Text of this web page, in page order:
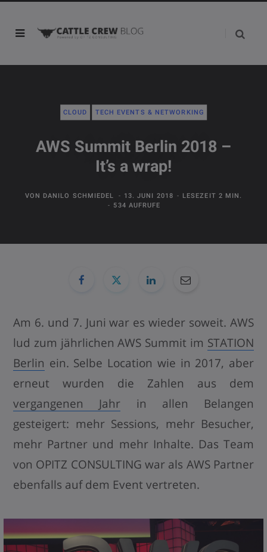
CLOUD TECH EVENTS & NETWORKING
AWS Summit Berlin 2018 –
It’s a wrap!
VON DANILO SCHMIEDEL 13. JUNI 2018
LESEZEIT 2 MIN.
534 AUFRUFE
Am 6. und 7. Juni war es wieder soweit. AWS
lud zum jährlichen AWS Summit im STATION
Berlin ein. Selbe Location wie in 2017, aber
erneut wurden die Zahlen aus dem
vergangenen Jahr in allen Belangen
gesteigert: mehr Sessions, mehr Besucher,
mehr Partner und mehr Inhalte. Das Team
von OPITZ CONSULTING war als AWS Partner
ebenfalls auf dem Event vertreten.